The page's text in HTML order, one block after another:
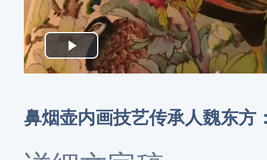
Play
鼻烟壶内画技艺传承人魏东方